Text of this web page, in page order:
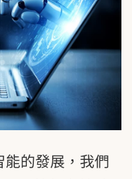
能的發展，我們